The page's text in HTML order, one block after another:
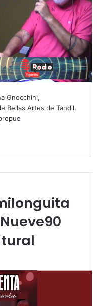
Gnocchini,
Bellas Artes de Tandil,